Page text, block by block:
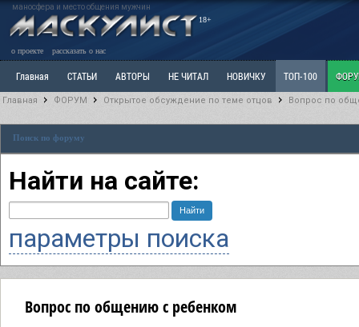
маносфера и место общения мужчин
18+
о проекте рассказать о нас
Главная СТАТЬИ АВТОРЫ НЕ ЧИТАЛ НОВИЧКУ ТОП-100
Ветка: Расстаюсь или Развожусь. САНЧАС Ветка: Наболевшее. Выскажись!
РАЗДЕЛ: Разное
Главная ФОРУМ Открытое обсуждение по теме отцов Вопрос по
Поиск по форуму
Найти на сайте:
параметры поиска
Вопрос по общению с ребенком